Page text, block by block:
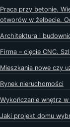
Praca przy betonie.
otworów w żelbecie.
Architektura i
Firma – cięcie CNC.
Mieszkania nowe czy
Rynek nieruchomości
Wykończanie wnętrz
Jaki projekt domu